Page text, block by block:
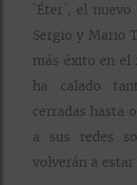
`Éter´, el
Sergio y Mario
más éxito en el
ha calado
cerradas hasta
a sus redes
volverán a